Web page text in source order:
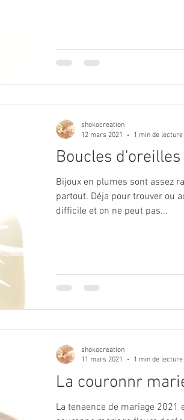
Boucles
Bijoux en plumes sont assez
partout. Déja pour trouver ou
difficile et on ne peut pas...
shokocreation
12 mars 2021
1 min de lecture
La couronnr
La tenaence de mariage
shokocreation
11 mars 2021
1 min de lecture